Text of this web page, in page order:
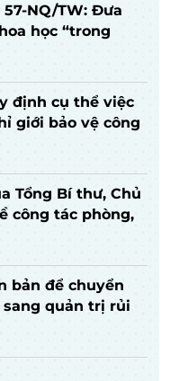
NQ/TW: Đưa
học “trong
thực tiễn
định cụ thể việc
giới bảo vệ công
Tổng Bí thư, Chủ
công tác phòng,
thiên tai cực
bản để chuyển
quản trị rủi